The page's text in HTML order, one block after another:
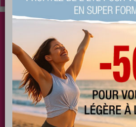
Les meilleures solutions pour
dans sa peau
PLUS
EFFICACE
PLUS
SANTÉ